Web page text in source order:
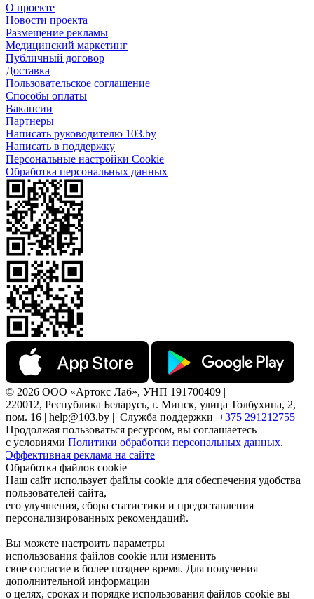
О проекте
Новости проекта
Размещение рекламы
Медицинский маркетинг
Публичный договор
Доставка
Пользовательское соглашение
Способы оплаты
Вакансии
Партнеры
Написать руководителю 103.by
Написать в поддержку
Персональные настройки Cookie
Обработка персональных данных
© 2026 ООО «Артокс Лаб», УНП 191700409 |
220012, Республика Беларусь, г. Минск, улица Толбухина, 2,
пом. 16 | help@103.by | Служба поддержки +375 291212755
Продолжая пользоваться ресурсом, вы соглашаетесь
с условиями Политики обработки персональных данных.
Эффективная реклама на сайте
Обработка файлов cookie
Наш сайт использует файлы cookie для обеспечения удобства
пользователей сайта,
его улучшения, сбора статистики и предоставления
персонализированных рекомендаций.
Вы можете настроить параметры
использования файлов cookie или изменить
свое согласие в более позднее время. Для получения
дополнительной информации
о целях, сроках и порядке использования файлов cookie вы